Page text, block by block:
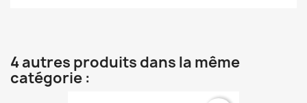
4 autres produits dans la même
catégorie :